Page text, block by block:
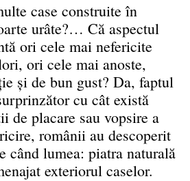
case construite în
urâte?… Că aspectul
ori cele mai nefericite
ori cele mai anoste,
și de bun gust? Da, faptul
cu cât există
de placare sau vopsire a
românii au descoperit
când lumea: piatra naturală
exteriorul caselor.